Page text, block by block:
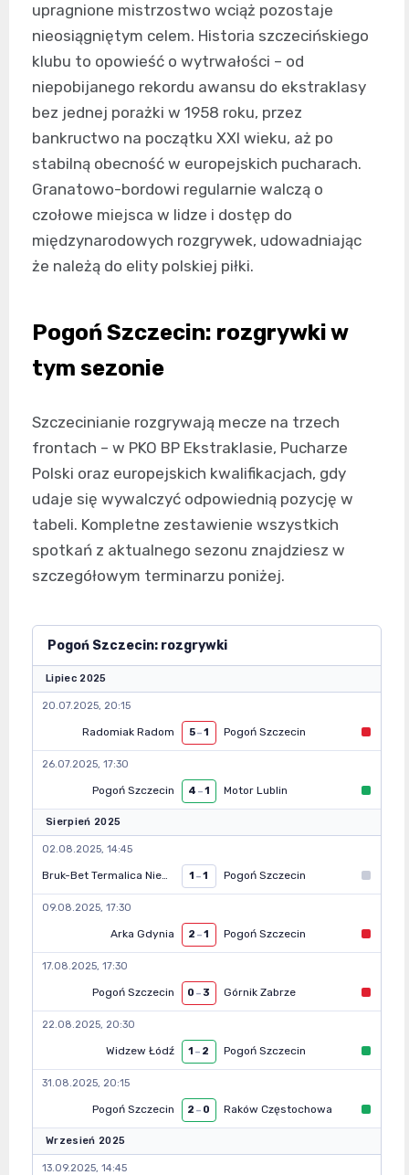
upragnione mistrzostwo wciąż pozostaje
nieosiągniętym celem. Historia szczecińskiego
klubu to opowieść o wytrwałości – od
niepobijanego rekordu awansu do ekstraklasy
bez jednej porażki w 1958 roku, przez
bankructwo na początku XXI wieku, aż po
stabilną obecność w europejskich pucharach.
Granatowo-bordowi regularnie walczą o
czołowe miejsca w lidze i dostęp do
międzynarodowych rozgrywek, udowadniając
że należą do elity polskiej piłki.
Pogoń Szczecin: rozgrywki w
tym sezonie
Szczecinianie rozgrywają mecze na trzech
frontach – w PKO BP Ekstraklasie, Pucharze
Polski oraz europejskich kwalifikacjach, gdy
udaje się wywalczyć odpowiednią pozycję w
tabeli. Kompletne zestawienie wszystkich
spotkań z aktualnego sezonu znajdziesz w
szczegółowym terminarzu poniżej.
Pogoń Szczecin: rozgrywki
Lipiec 2025
20.07.2025, 20:15
Radomiak Radom 5–1 Pogoń Szczecin
26.07.2025, 17:30
Pogoń Szczecin 4 –1 Motor Lublin
Sierpień 2025
02.08.2025, 14:45
1 –1 Pogoń Szczecin
09.08.2025, 17:30
Arka Gdynia 2 –1 Pogoń Szczecin
17.08.2025, 17:30
Pogoń Szczecin 0 –3 Górnik Zabrze
22.08.2025, 20:30
Widzew Łódź 1 – 2 Pogoń Szczecin
31.08.2025, 20:15
Pogoń Szczecin 2 – 0 Raków Częstochowa
Wrzesień 2025
13.09.2025, 14:45